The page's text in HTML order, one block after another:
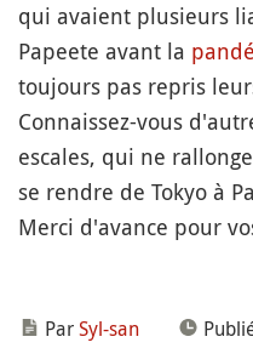
qui avaient plusieurs
Papeete avant la
toujours pas repris
Connaissez-vous
escales, qui ne
se rendre de Tokyo à
Merci d'avance pour
ParSyl-san